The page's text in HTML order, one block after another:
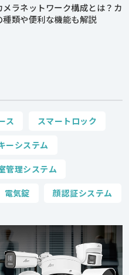
メラネットワーク構成とは？カ
種類や便利な機能も解説
ス スマートロック
ーシステム
管理システム
電気錠 顔認証システム